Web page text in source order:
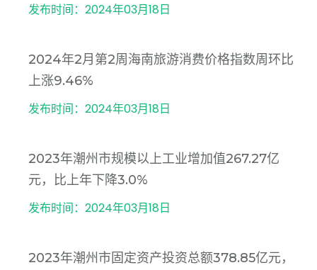
发布时间：2024年03月18日
2024年2月第2周海南旅游消费价格指数周环比
上涨9.46%
发布时间：2024年03月18日
2023年潮州市规模以上工业增加值267.27亿
元，比上年下降3.0%
发布时间：2024年03月18日
2023年潮州市固定资产投资总额378.85亿元，